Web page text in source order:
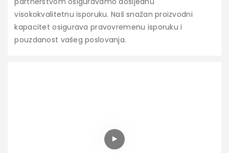
visokokvalitetnu isporuku. Naš snažan proizvodni
kapacitet osigurava pravovremenu isporuku i
pouzdanost vašeg poslovanja.